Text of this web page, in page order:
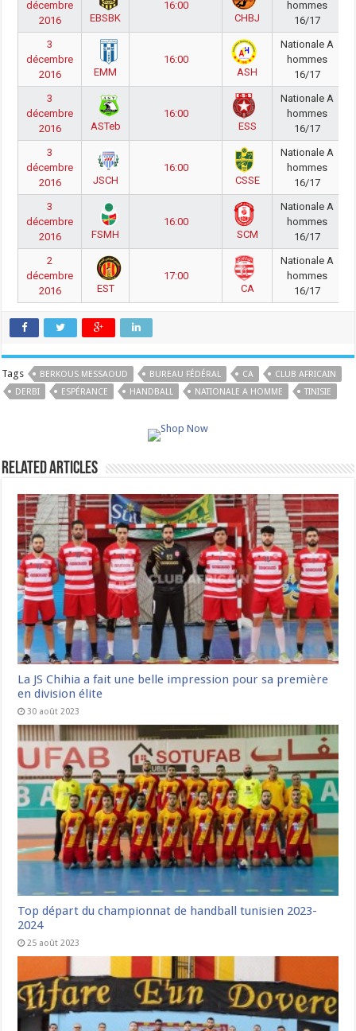
décembre
2016
EBSBK
16:00
CHBJ
hommes
16/17
3
décembre
2016
EMM
16:00
ASH
Nationale A
hommes
16/17
3
décembre
2016
ASTeb
16:00
ESS
Nationale A
hommes
16/17
3
décembre
2016
JSCH
16:00
CSSE
Nationale A
hommes
16/17
3
décembre
2016
FSMH
16:00
SCM
Nationale A
hommes
16/17
2
décembre
2016
EST
17:00
CA
Nationale A
hommes
16/17
Tags BERKOUS MESSAOUD BUREAU FÉDÉRAL CA
CLUB AFRICAIN
DERBI
ESPÉRANCE HANDBALL NATIONALE A HOMME TINISIE
Related Articles
La JS Chihia a fait une belle impression pour sa première
en division élite
30 août 2023
Top départ du championnat de handball tunisien 2023-
2024
25 août 2023